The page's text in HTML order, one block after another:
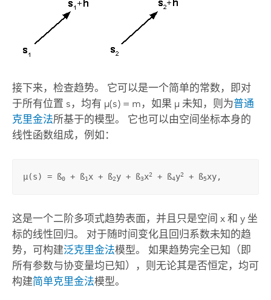
接下来，检查趋势。 它可以是一个简单的常数，即对
于所有位置 s，均有 µ(s) = m，如果 µ 未知，则为普通
克里金法所基于的模型。 它也可以由空间坐标本身的
线性函数组成，例如：
µ(s) = ß0 + ß1x + ß2y + ß3x2 + ß4y2 + ß5xy,
这是一个二阶多项式趋势表面，并且只是空间 x 和 y 坐
标的线性回归。 对于随时间变化且回归系数未知的趋
势，可构建泛克里金法模型。 如果趋势完全已知（即
所有参数与协变量均已知），则无论其是否恒定，均可
构建简单克里金法模型。